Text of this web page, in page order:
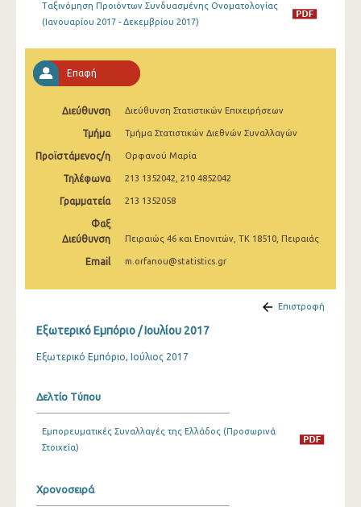
Ιουλίου 2025
Μαΐου 2025
Μαρτίου 2025
Φεβρουαρίου 2025
Ιανουαρίου 2025
Νοεμβρίου 2024
Αυγούστου 2024
Ιουλίου 2024
Ιουνίου 2024
Απριλίου 2024
Ταξινόμηση Προιόντων Συνδυασμένης Ονοματολογίας
(Ιανουαρίου 2017 - Δεκεμβρίου 2017)
Επαφή
Διεύθυνση Διεύθυνση Στατιστικών Επιχειρήσεων
Τμήμα Τμήμα Στατιστικών Διεθνών Συναλλαγών
Προϊστάμενος/η Ορφανού Μαρία
Τηλέφωνα 213 1352042, 210 4852042
Γραμματεία 213 1352058
Φαξ
Διεύθυνση
Πειραιώς 46 και Επονιτών, ΤΚ 18510, Πειραιάς
Email m.orfanou@statistics.gr
Επιστροφή
Εξωτερικό Εμπόριο / Ιουλίου 2017
Εξωτερικό Εμπόριο, Ιούλιος 2017
Δελτίο Τύπου
Εμπορευματικές Συναλλαγές της Ελλάδος (Προσωρινά
Στοιχεία)
Χρονοσειρά